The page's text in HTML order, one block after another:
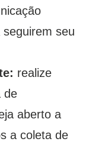
seu
realize
de
aberto a
a coleta de